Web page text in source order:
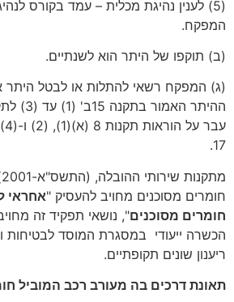
(5) לענין נהיגת מכלית – עמד בקורס
המפקח.
(ב) תוקפו של היתר הוא לשנתיים.
(ג) המפקח רשאי להתלות או לבטל היתר
ההיתר
17.
חומרים מסוכנים מחויב להעסיק "אחראי
חומרים מסוכנים", נושאי תפקיד זה
הכשרה ייעודי במסגרת המוסד לבטיחות
ריענון שונים תקופתיים.
תאונת דרכים בה מעורב רכב המוביל